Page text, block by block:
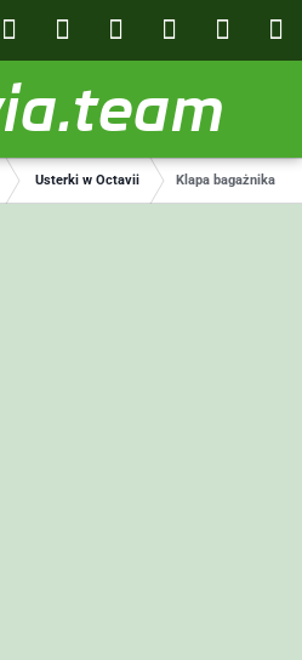
Usterki w Octavii Klapa bagażnika